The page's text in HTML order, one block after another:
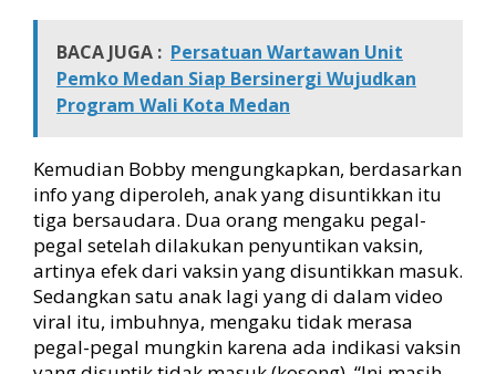
BACA JUGA : Persatuan Wartawan Unit
Pemko Medan Siap Bersinergi Wujudkan
Program Wali Kota Medan
Kemudian Bobby mengungkapkan, berdasarkan
info yang diperoleh, anak yang disuntikkan itu
tiga bersaudara. Dua orang mengaku pegal-
pegal setelah dilakukan penyuntikan vaksin,
artinya efek dari vaksin yang disuntikkan masuk.
Sedangkan satu anak lagi yang di dalam video
viral itu, imbuhnya, mengaku tidak merasa
pegal-pegal mungkin karena ada indikasi vaksin